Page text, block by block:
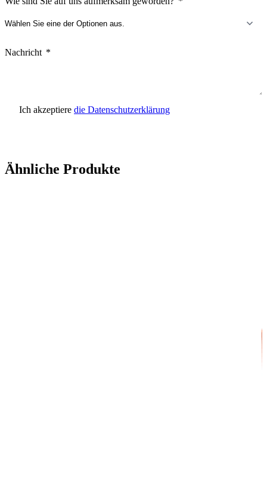
Nachricht
Ich akzeptiere die Datenschutzerklärung
Ähnliche Produkte